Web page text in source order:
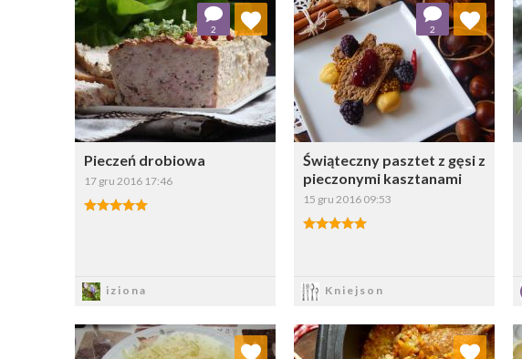
Pieczeń drobiowa
17 gru 2016 17:46
iziona
2
Dodaj do ulubionych
Wybierz listę:
Świąteczny pasztet z gęsi z
pieczonymi kasztanami
15 gru 2016 09:53
Kniejson
2
Dodaj do ulubionych
Wybierz listę:
Dodaj do ulubionych Dodaj do ulubionych